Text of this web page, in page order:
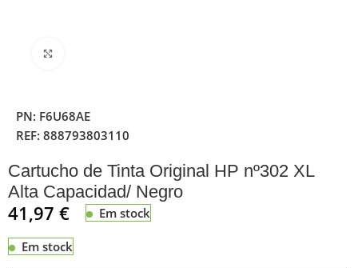
PN: F6U68AE
REF:888793803110
Cartucho de Tinta Original HP nº302 XL
Alta Capacidad/ Negro
41,97€ Em stock
Em stock